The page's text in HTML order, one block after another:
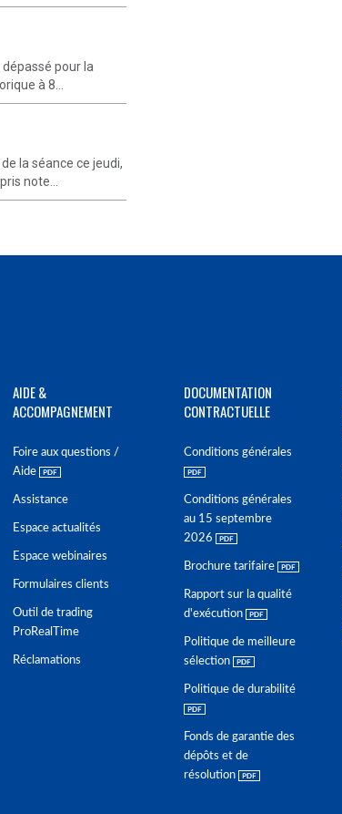
pour la
à 8...
la séance ce jeudi,
note...
AIDE &
ACCOMPAGNEMENT
Foire aux questions /
Aide
Assistance
Espace actualités
Espace webinaires
Formulaires clients
Outil de trading
ProRealTime
Réclamations
DOCUMENTATION
CONTRACTUELLE
Conditions générales
Conditions générales
au 15 septembre
2026
Brochure tarifaire
Rapport sur la qualité
d'exécution
Politique de meilleure
sélection
Politique de durabilité
Fonds de garantie des
dépôts et de
résolution